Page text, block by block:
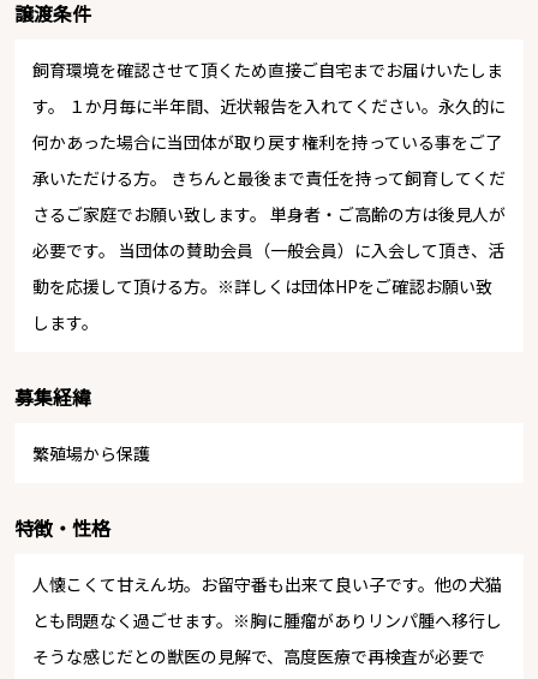
譲渡条件
飼育環境を確認させて頂くため直接ご自宅までお届けいたしま
す。 １か月毎に半年間、近状報告を入れてください。永久的に
何かあった場合に当団体が取り戻す権利を持っている事をご了
承いただける方。 きちんと最後まで責任を持って飼育してくだ
さるご家庭でお願い致します。 単身者・ご高齢の方は後見人が
必要です。 当団体の賛助会員（一般会員）に入会して頂き、活
動を応援して頂ける方。※詳しくは団体HPをご確認お願い致
します。
募集経緯
繁殖場から保護
特徴・性格
人懐こくて甘えん坊。お留守番も出来て良い子です。他の犬猫
とも問題なく過ごせます。※胸に腫瘤がありリンパ腫へ移行し
そうな感じだとの獣医の見解で、高度医療で再検査が必要で